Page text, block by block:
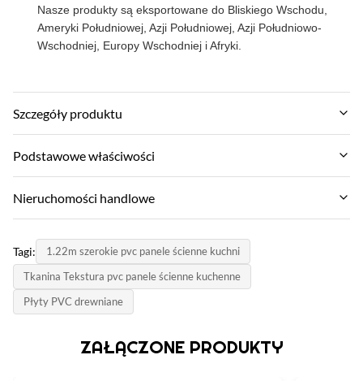
Nasze produkty są eksportowane do Bliskiego Wschodu,
Ameryki Południowej, Azji Południowej, Azji Południowo-
Wschodniej, Europy Wschodniej i Afryki.
Szczegóły produktu
Material:
Function:
Odporny na wilgoć, wodoodporny,
Color:
różne i dostosowane
Nowoczesny, nowoczesny i elegancki design
Podstawowe właściwości
Nazwa marki:
Model produktu:
1220*2440*5 mm/8 mm
świadectwo:
Kraj pochodzenia:
Nieruchomości handlowe
Pertraktować
Cena jednostkowa:
Negotiate
metoda płatności:
Tagi:
1.22m szerokie pvc panele ścienne kuchni
Tkanina Tekstura pvc panele ścienne kuchenne
Płyty PVC drewniane
ZAŁĄCZONE PRODUKTY